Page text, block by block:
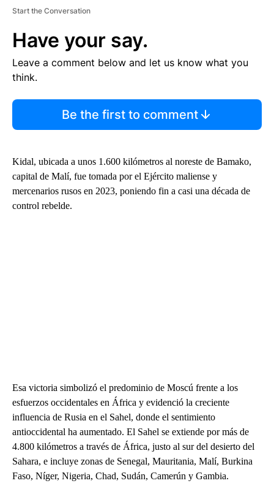
Start the Conversation
Have your say.
Leave a comment below and let us know what you
think.
Be the first to comment
Kidal, ubicada a unos 1.600 kilómetros al noreste de Bamako,
capital de Malí, fue tomada por el Ejército maliense y
mercenarios rusos en 2023, poniendo fin a casi una década de
control rebelde.
Esa victoria simbolizó el predominio de Moscú frente a los
esfuerzos occidentales en África y evidenció la creciente
influencia de Rusia en el Sahel, donde el sentimiento
antioccidental ha aumentado. El Sahel se extiende por más de
4.800 kilómetros a través de África, justo al sur del desierto del
Sahara, e incluye zonas de Senegal, Mauritania, Malí, Burkina
Faso, Níger, Nigeria, Chad, Sudán, Camerún y Gambia.